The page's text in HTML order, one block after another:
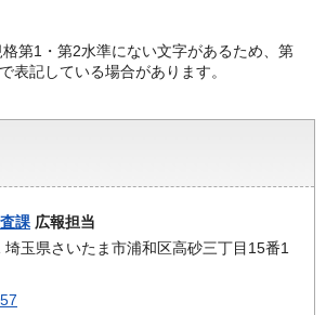
第1・第2水準にない文字があるため、第
表記している場合があります。
課 広報担当
玉県さいたま市浦和区高砂三丁目15番1